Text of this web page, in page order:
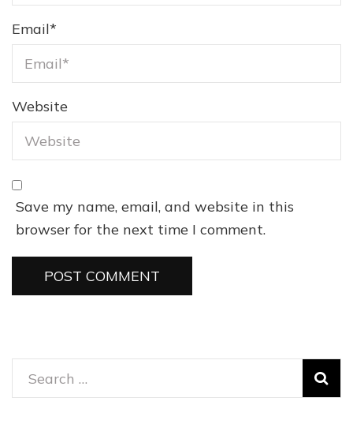
Email*
Website
Save my name, email, and website in this
browser for the next time I comment.
Search
for: